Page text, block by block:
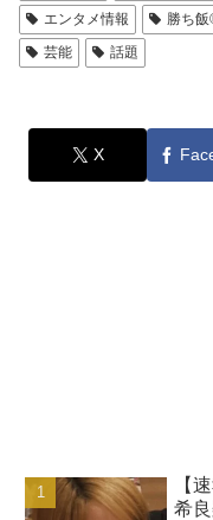
エンタメ情報
勝ち
芸能
話題
X
【
希